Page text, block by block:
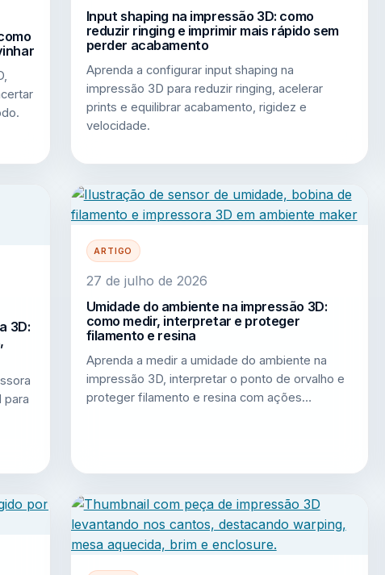
Input shaping na impressão 3D: como
reduzir ringing e imprimir mais rápido sem
perder acabamento
Aprenda a configurar input shaping na
impressão 3D para reduzir ringing, acelerar
prints e equilibrar acabamento, rigidez e
velocidade.
3D:
para
ARTIGO
27 de julho de 2026
Umidade do ambiente na impressão 3D:
como medir, interpretar e proteger
filamento e resina
Aprenda a medir a umidade do ambiente na
impressão 3D, interpretar o ponto de orvalho e
proteger filamento e resina com ações…